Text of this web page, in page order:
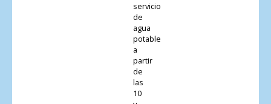
servicio
de
agua
potable
a
partir
de
las
10